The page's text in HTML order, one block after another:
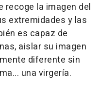
recoge la imagen del
extremidades y las
es capaz de
aislar su imagen
diferente sin
una virgería.